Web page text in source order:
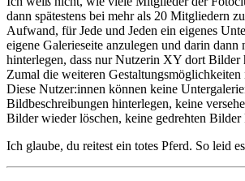
dann spätestens bei mehr als 20 Mitgliedern
Aufwand, für Jede und Jeden ein eigenes
eigene Galerieseite anzulegen und darin dann
hinterlegen, dass nur Nutzerin XY dort Bilder
Zumal die weiteren Gestaltungsmöglichkeiten
Diese Nutzer:innen können keine
Bildbeschreibungen hinterlegen, keine
Bilder wieder löschen, keine gedrehten Bilder
Ich glaube, du reitest ein totes Pferd. So leid